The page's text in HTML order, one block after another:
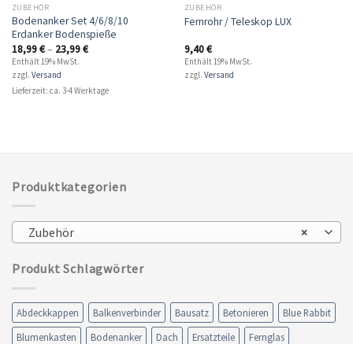
ZUBEHÖR
Bodenanker Set 4/6/8/10
Erdanker Bodenspieße
18,99€– 23,99€
Enthält 19% MwSt.
zzgl. Versand
Lieferzeit: ca. 3-4 Werktage
ZUBEHÖR
Fernrohr / Teleskop LUX
9,40€
Enthält 19% MwSt.
zzgl. Versand
Produktkategorien
×
Zubehör
Produkt Schlagwörter
Abdeckkappen Balkenverbinder Bausatz Betonieren
Blue Rabbit
Blumenkasten
Bodenanker Dach Ersatzteile
Fernglas